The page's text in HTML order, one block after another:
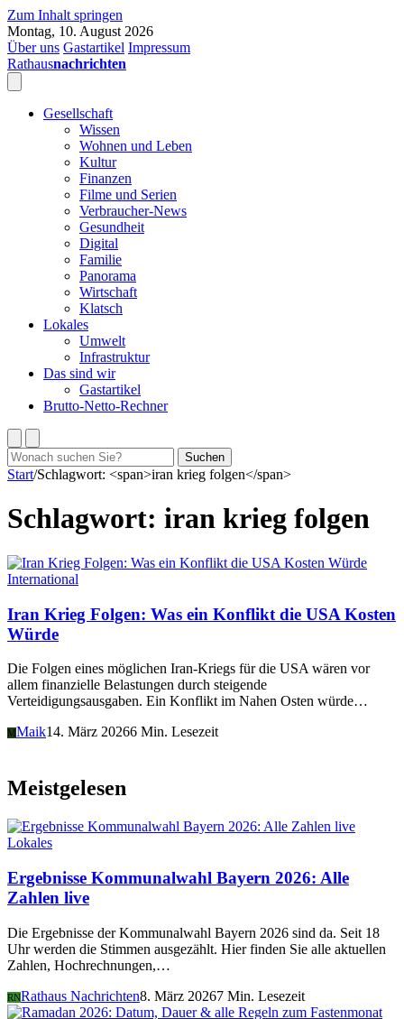
Zum Inhalt springen
Montag, 10. August 2026
Über uns Gastartikel Impressum
Rathausnachrichten
Gesellschaft
Wissen
Wohnen und Leben
Kultur
Finanzen
Filme und Serien
Verbraucher-News
Gesundheit
Digital
Familie
Panorama
Wirtschaft
Klatsch
Lokales
Umwelt
Infrastruktur
Das sind wir
Gastartikel
Brutto-Netto-Rechner
Suchen
nach:
Suchen
Start/Schlagwort: <span>iran krieg folgen</span>
Schlagwort: iran krieg folgen
International
Iran Krieg Folgen: Was ein Konflikt die USA Kosten
Würde
Die Folgen eines möglichen Iran-Kriegs für die USA wären vor
allem finanzielle Belastungen durch steigende
Verteidigungsausgaben. Ein Konflikt im Nahen Osten würde…
M Maik14. März 20266 Min. Lesezeit
Meistgelesen
Lokales
Ergebnisse Kommunalwahl Bayern 2026: Alle
Zahlen live
Die Ergebnisse der Kommunalwahl Bayern 2026 sind da. Seit 18
Uhr werden die Stimmen ausgezählt. Hier finden Sie alle aktuellen
Zahlen, Hochrechnungen,…
RNRathaus Nachrichten8. März 20267 Min. Lesezeit